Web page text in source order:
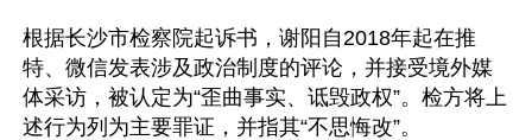
根据长沙市检察院起诉书，谢阳自2018年起在推
特、微信发表涉及政治制度的评论，并接受境外媒
体采访，被认定为“歪曲事实、诋毁政权”。检方将上
述行为列为主要罪证，并指其“不思悔改”。